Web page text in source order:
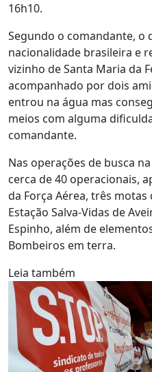
16h10.
Segundo o comandante, o
nacionalidade brasileira e
vizinho de Santa Maria da
acompanhado por dois
entrou na água mas
meios com alguma
comandante.
Nas operações de busca
cerca de 40 operacionais,
da Força Aérea, três
Estação Salva-Vidas de
Espinho, além de
Bombeiros em terra.
Leia também